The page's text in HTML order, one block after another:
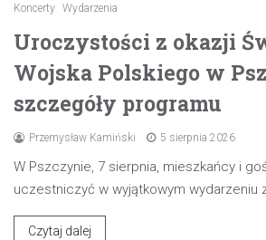
Koncerty Wydarzenia
Uroczystości z okazji
Wojska Polskiego w
szczegóły programu
Przemysław Kamiński 5 sierpnia 2026
W Pszczynie, 7 sierpnia, mieszkańcy i
uczestniczyć w wyjątkowym wydarzeniu
Czytaj dalej